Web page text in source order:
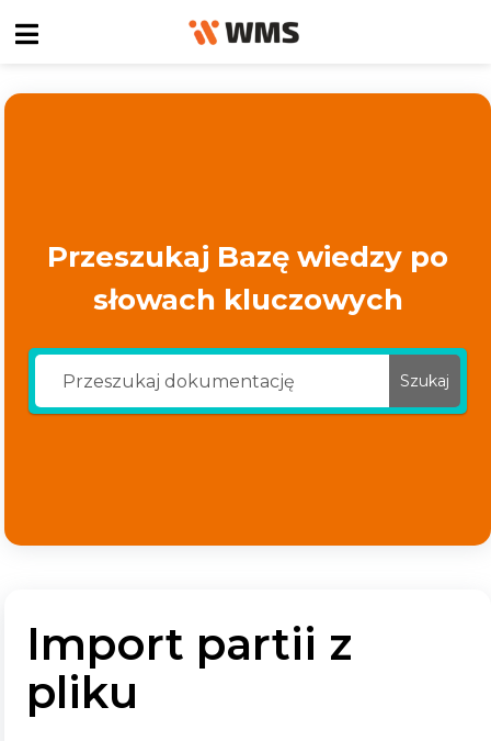
Przeszukaj Bazę wiedzy po
słowach kluczowych
Szukaj
Import partii z
pliku